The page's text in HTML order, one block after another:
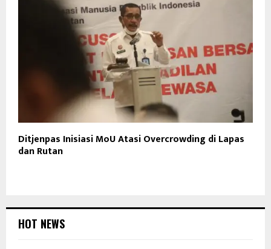
Ditjenpas Inisiasi MoU Atasi Overcrowding di Lapas
dan Rutan
HOT NEWS